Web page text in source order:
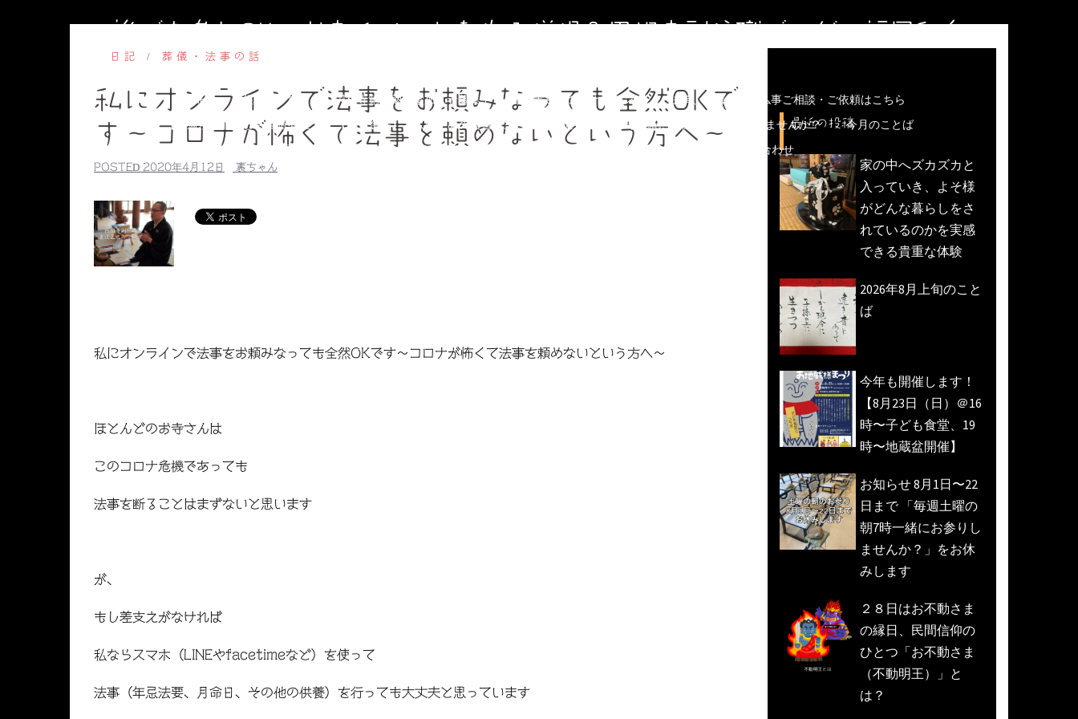
誰でも参加OKのお寺イベントを作る僧侶＆円相寺副住職ブログ＠福岡和白
HOME 副住職のブログ 円相寺第２納骨堂加入者募集中（令和8年９月１日オープン）
法事、葬儀などの仏事ご相談・ご依頼はこちら
【毎週水曜】子ども書道教室
【毎週金曜】大人のための書道教室 【毎週土曜】朝7時一緒にお祈り(木魚活動)しませんか？
今月のことば
副住職のプロフィール＆頼めること
円相寺までのアクセス 副住職 裏辻正之への問い合わせ
日記 葬儀・法事の話
私にオンラインで法事をお頼みなっても全然OKで
す～コロナが怖くて法事を頼めないという方へ～
POSTED 2020年4月12日 裏ちゃん
私にオンラインで法事をお頼みなっても全然OKです～コロナが怖くて法事を頼めないという方へ～
ほとんどのお寺さんは
このコロナ危機であっても
法事を断ることはまずないと思います
が、
もし差支えがなければ
私ならスマホ（LINEやfacetimeなど）を使って
法事（年忌法要、月命日、その他の供養）を行っても大丈夫と思っています
最近の投稿
家の中へズカズカと
入っていき、よそ様
がどんな暮らしをさ
れているのかを実感
できる貴重な体験
2026年8月上旬のこと
ば
今年も開催します！
【8月23日（日）＠16
時〜子ども食堂、19
時〜地蔵盆開催】
お知らせ 8月1日〜22
日まで 「毎週土曜の
朝7時一緒にお参りし
ませんか？」をお休
みします
２８日はお不動さま
の縁日、民間信仰の
ひとつ「お不動さま
（不動明王）」と
は？